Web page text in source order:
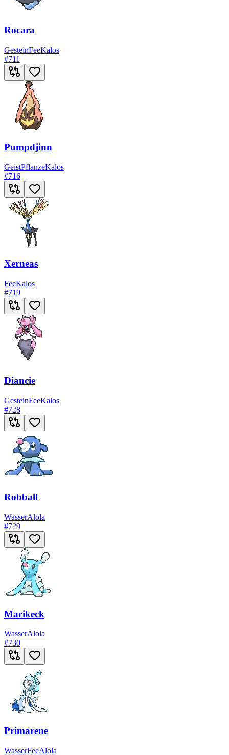
Rocara
GesteinFeeKalos
#711
Pumpdjinn
GeistPflanzeKalos
#716
Xerneas
FeeKalos
#719
Diancie
GesteinFeeKalos
#728
Robball
WasserAlola
#729
Marikeck
WasserAlola
#730
Primarene
WasserFeeAlola